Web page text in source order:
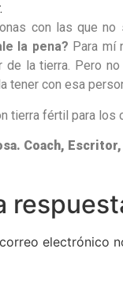
con las que
la pena? Para mí
de la tierra. Pero
tener con esa
tierra fértil para los
Coach,
electrónico